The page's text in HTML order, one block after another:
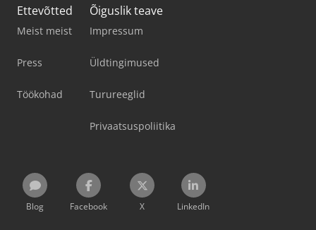
Ettevõtted
Meist meist
Press
Töökohad
Õiguslik teave
Impressum
Üldtingimused
Turureeglid
Privaatsuspoliitika
Blog Facebook X LinkedIn